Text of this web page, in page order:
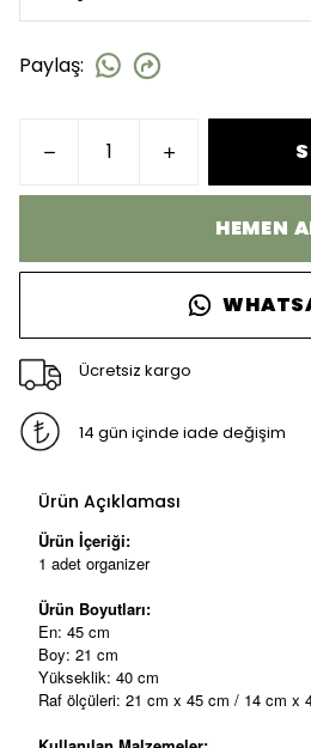
Paylaş:
HEMEN
Ücretsiz kargo
14 gün içinde iade değişim
Ürün Açıklaması
Ürün İçeriği:
1 adet organizer
Ürün Boyutları:
En: 45 cm
Boy: 21 cm
Yükseklik: 40 cm
Raf ölçüleri: 21 cm x 45 cm / 14 cm x